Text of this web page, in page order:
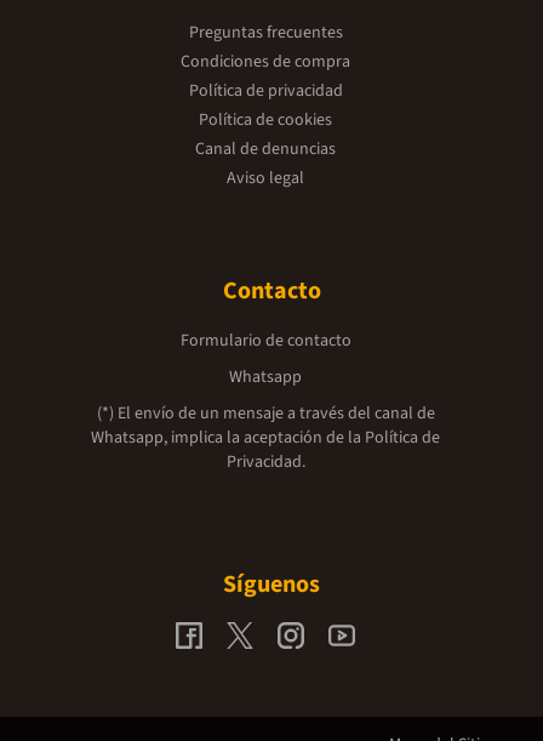
Preguntas frecuentes
Condiciones de compra
Política de privacidad
Política de cookies
Canal de denuncias
Aviso legal
Contacto
Formulario de contacto
Whatsapp
(*) El envío de un mensaje a través del canal de
Whatsapp, implica la aceptación de la Política de
Privacidad.
Síguenos